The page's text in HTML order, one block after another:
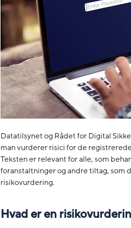
Datatilsynet og Rådet for Digital
man vurderer risici for de
Teksten er relevant for alle, som
foranstaltninger og andre tiltag, som
risikovurdering.
Hvad er en